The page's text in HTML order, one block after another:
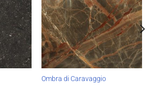
Ombra di Caravaggio